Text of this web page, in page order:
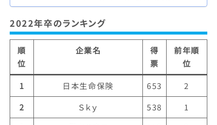
2022年卒のランキング
順
位
企業名
得
票
前年順
位
1
日本生命保険 653
2
2
Ｓｋｙ 538
1